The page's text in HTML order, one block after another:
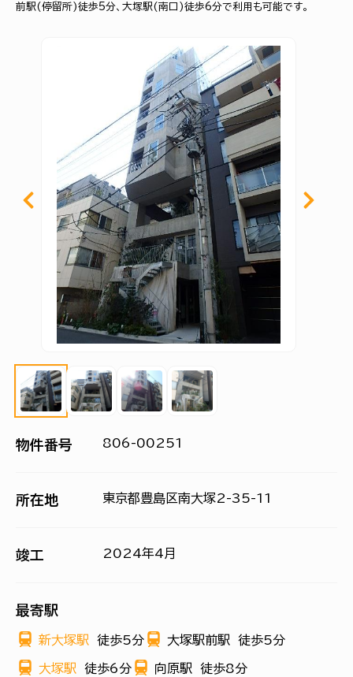
前駅(停留所)徒歩5分、大塚駅(南口)徒歩6分で利用も可能です。
物件番号 806-00251
所在地 東京都豊島区南大塚2-35-11
竣工 2024年4月
最寄駅
新大塚駅 徒歩5分 大塚駅前駅 徒歩5分
大塚駅 徒歩6分 向原駅 徒歩8分